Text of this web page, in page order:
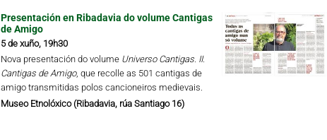
Presentación en Ribadavia do volume Cantigas
de Amigo
5 de xuño, 19h30
Nova presentación do volume Universo Cantigas. II.
Cantigas de Amigo, que recolle as 501 cantigas de
amigo transmitidas polos cancioneiros medievais.
Museo Etnolóxico (Ribadavia, rúa Santiago 16)